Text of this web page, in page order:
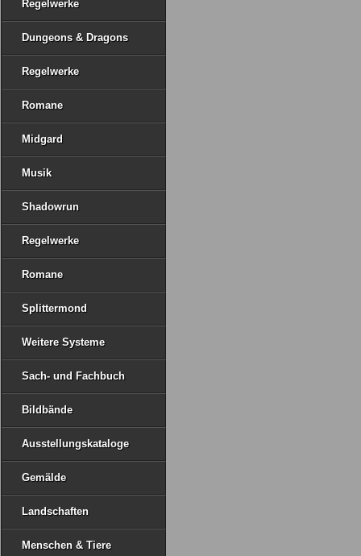
Regelwerke
Dungeons & Dragons
Regelwerke
Romane
Midgard
Musik
Shadowrun
Regelwerke
Romane
Splittermond
Weitere Systeme
Sach- und Fachbuch
Bildbände
Ausstellungskataloge
Gemälde
Landschaften
Menschen & Tiere